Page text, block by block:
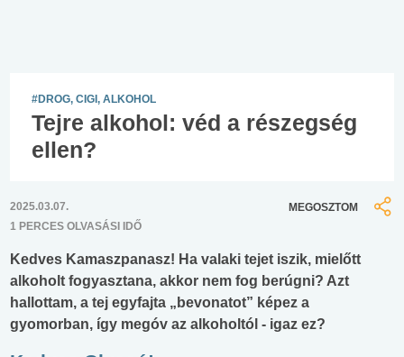
#DROG, CIGI, ALKOHOL
Tejre alkohol: véd a részegség
ellen?
2025.03.07.
1 PERCES OLVASÁSI IDŐ
MEGOSZTOM
Kedves Kamaszpanasz! Ha valaki tejet iszik, mielőtt
alkoholt fogyasztana, akkor nem fog berúgni? Azt
hallottam, a tej egyfajta „bevonatot” képez a
gyomorban, így megóv az alkoholtól - igaz ez?